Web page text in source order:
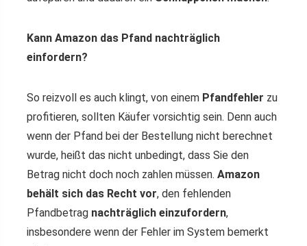
Kann Amazon das Pfand nachträglich
einfordern?
So reizvoll es auch klingt, von einem Pfandfehler zu
profitieren, sollten Käufer vorsichtig sein. Denn auch
wenn der Pfand bei der Bestellung nicht berechnet
wurde, heißt das nicht unbedingt, dass Sie den
Betrag nicht doch noch zahlen müssen. Amazon
behält sich das Recht vor, den fehlenden
Pfandbetrag nachträglich einzufordern,
insbesondere wenn der Fehler im System bemerkt